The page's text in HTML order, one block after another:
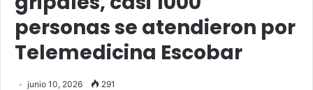
personas se atendieron por
Telemedicina Escobar
junio 10, 2026 291